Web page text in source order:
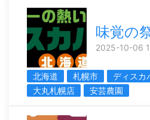
味覚の
2025-10-06
北海道 札幌市
ディスカ
大丸札幌店
安芸農園